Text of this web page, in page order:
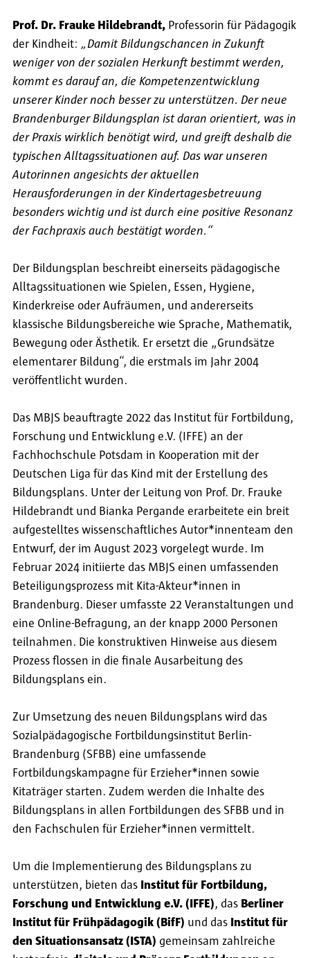
Prof. Dr. Frauke Hildebrandt, Professorin für Pädagogik
der Kindheit: „Damit Bildungschancen in Zukunft
weniger von der sozialen Herkunft bestimmt werden,
kommt es darauf an, die Kompetenzentwicklung
unserer Kinder noch besser zu unterstützen. Der neue
Brandenburger Bildungsplan ist daran orientiert, was in
der Praxis wirklich benötigt wird, und greift deshalb die
typischen Alltagssituationen auf. Das war unseren
Autorinnen angesichts der aktuellen
Herausforderungen in der Kindertagesbetreuung
besonders wichtig und ist durch eine positive Resonanz
der Fachpraxis auch bestätigt worden.“
Der Bildungsplan beschreibt einerseits pädagogische
Alltagssituationen wie Spielen, Essen, Hygiene,
Kinderkreise oder Aufräumen, und andererseits
klassische Bildungsbereiche wie Sprache, Mathematik,
Bewegung oder Ästhetik. Er ersetzt die „Grundsätze
elementarer Bildung“, die erstmals im Jahr 2004
veröffentlicht wurden.
Das MBJS beauftragte 2022 das Institut für Fortbildung,
Forschung und Entwicklung e.V. (IFFE) an der
Fachhochschule Potsdam in Kooperation mit der
Deutschen Liga für das Kind mit der Erstellung des
Bildungsplans. Unter der Leitung von Prof. Dr. Frauke
Hildebrandt und Bianka Pergande erarbeitete ein breit
aufgestelltes wissenschaftliches Autor*innenteam den
Entwurf, der im August 2023 vorgelegt wurde. Im
Februar 2024 initiierte das MBJS einen umfassenden
Beteiligungsprozess mit Kita-Akteur*innen in
Brandenburg. Dieser umfasste 22 Veranstaltungen und
eine Online-Befragung, an der knapp 2000 Personen
teilnahmen. Die konstruktiven Hinweise aus diesem
Prozess flossen in die finale Ausarbeitung des
Bildungsplans ein.
Zur Umsetzung des neuen Bildungsplans wird das
Sozialpädagogische Fortbildungsinstitut Berlin-
Brandenburg (SFBB) eine umfassende
Fortbildungskampagne für Erzieher*innen sowie
Kitaträger starten. Zudem werden die Inhalte des
Bildungsplans in allen Fortbildungen des SFBB und in
den Fachschulen für Erzieher*innen vermittelt.
Um die Implementierung des Bildungsplans zu
unterstützen, bieten das Institut für Fortbildung,
Forschung und Entwicklung e.V. (IFFE), das Berliner
Institut für Frühpädagogik (BifF) und das Institut für
den Situationsansatz (ISTA) gemeinsam zahlreiche